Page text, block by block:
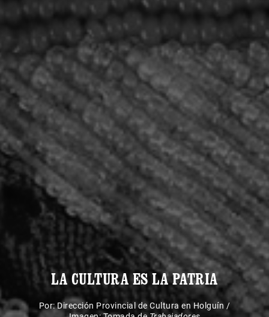
LA CULTURA ES LA PATRIA
Por:Dirección Provincial de Cultura en Holguín /